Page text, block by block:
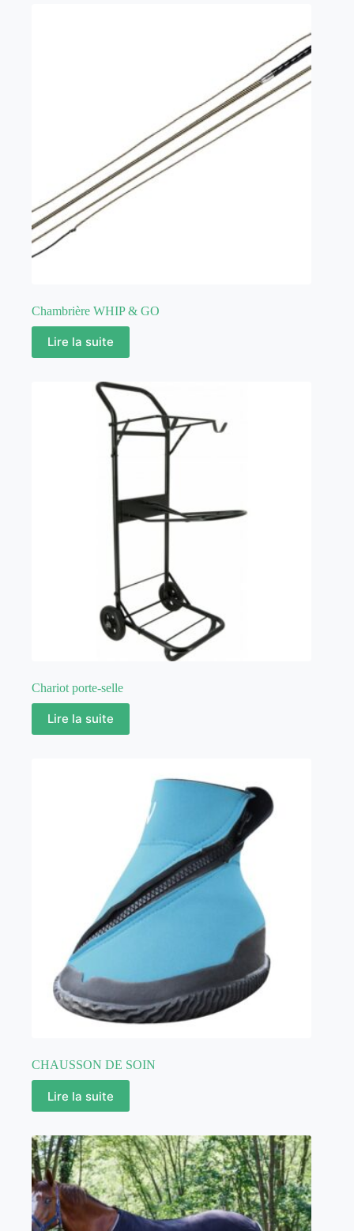
Chambrière WHIP & GO
Lire la suite
Chariot porte-selle
Lire la suite
CHAUSSON DE SOIN
Lire la suite